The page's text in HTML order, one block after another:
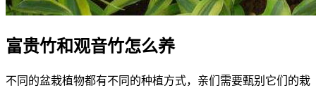
富贵竹和观音竹怎么养
不同的盆栽植物都有不同的种植方式，亲们需要甄别它们的栽